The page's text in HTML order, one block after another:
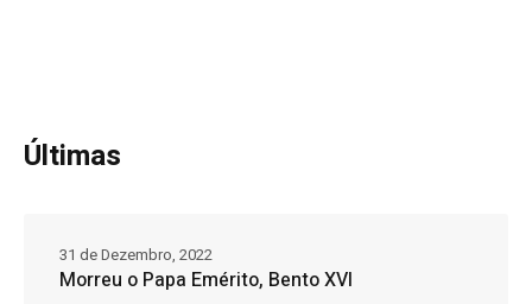
Últimas
Morreu o Papa Emérito, Bento XVI
31 de Dezembro, 2022